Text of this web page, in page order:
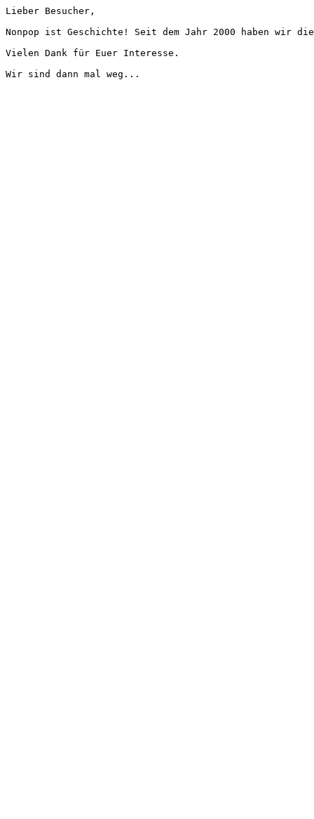
Lieber Besucher,
Nonpop ist Geschichte! Seit dem Jahr 2000 haben wir
Vielen Dank für Euer Interesse.
Wir sind dann mal weg...